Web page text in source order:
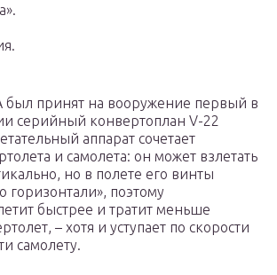
был принят на вооружение первый в
серийный конвертоплан V-22
аппарат сочетает
и самолета: он может взлетать
но в полете его винты
горизонтали», поэтому
быстрее и тратит меньше
– хотя и уступает по скорости
самолету.